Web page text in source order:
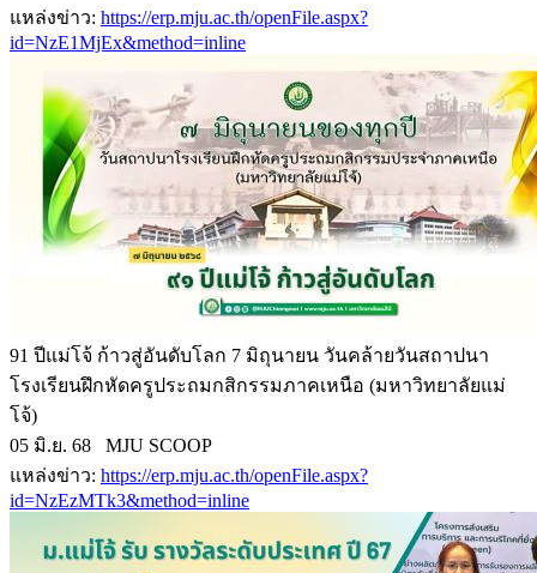
แหล่งข่าว: https://erp.mju.ac.th/openFile.aspx?
id=NzE1MjEx&method=inline
91 ปีแม่โจ้ ก้าวสู่อันดับโลก 7 มิถุนายน วันคล้ายวันสถาปนา
โรงเรียนฝึกหัดครูประถมกสิกรรมภาคเหนือ (มหาวิทยาลัยแม่
โจ้)
05 มิ.ย. 68 MJU SCOOP
แหล่งข่าว: https://erp.mju.ac.th/openFile.aspx?
id=NzEzMTk3&method=inline